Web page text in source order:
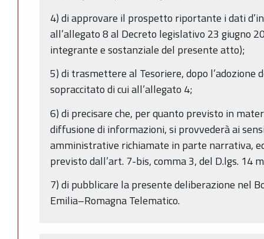
4) di approvare il prospetto riportante i dati
all’allegato 8 al Decreto legislativo 23 giugno
integrante e sostanziale del presente atto);
5) di trasmettere al Tesoriere, dopo
sopraccitato di cui all’allegato 4;
6) di precisare che, per quanto previsto in
diffusione di informazioni, si provvederà ai
amministrative richiamate in parte narrativa,
previsto dall’art. 7-bis, comma 3, del D.lgs. 14
7) di pubblicare la presente deliberazione nel
Emilia–Romagna Telematico.